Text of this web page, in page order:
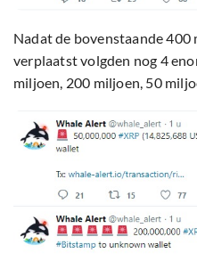
Nadat de bovenstaande 400
verplaatst volgden nog 4
miljoen, 200 miljoen, 50